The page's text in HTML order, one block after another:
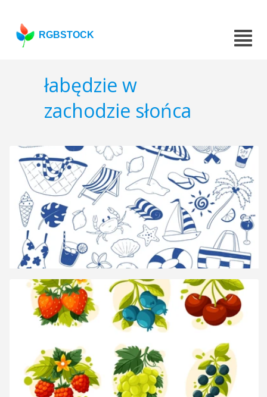
RGBSTOCK
łabędzie w
zachodzie słońca